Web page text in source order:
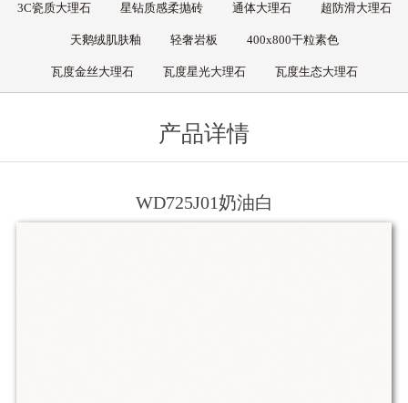
3C瓷质大理石 星钻质感柔抛砖 通体大理石 超防滑大理石
天鹅绒肌肤釉 轻奢岩板 400x800干粒素色
瓦度金丝大理石 瓦度星光大理石 瓦度生态大理石
产品详情
WD725J01奶油白